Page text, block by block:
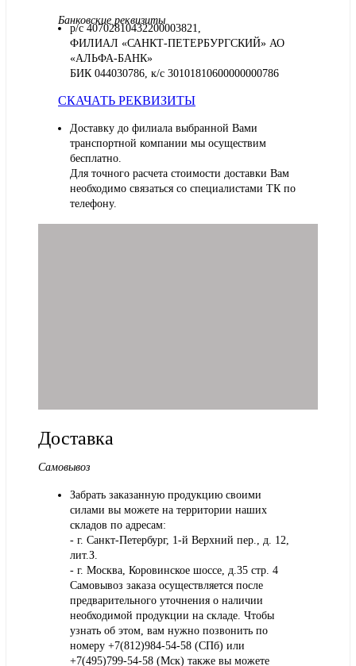
Банковские реквизиты
р/с 40702810432200003821,
ФИЛИАЛ «САНКТ-ПЕТЕРБУРГСКИЙ» АО
«АЛЬФА-БАНК»
БИК 044030786, к/с 30101810600000000786
СКАЧАТЬ РЕКВИЗИТЫ
Доставку до филиала выбранной Вами
транспортной компании мы осуществим
бесплатно.
Для точного расчета стоимости доставки Вам
необходимо связаться со специалистами ТК по
телефону.
Доставка
Самовывоз
Забрать заказанную продукцию своими
силами вы можете на территории наших
складов по адресам:
- г. Санкт-Петербург, 1-й Верхний пер., д. 12,
лит.З.
- г. Москва, Коровинское шоссе, д.35 стр. 4
Самовывоз заказа осуществляется после
предварительного уточнения о наличии
необходимой продукции на складе. Чтобы
узнать об этом, вам нужно позвонить по
номеру +7(812)984-54-58 (СПб) или
+7(495)799-54-58 (Мск) также вы можете